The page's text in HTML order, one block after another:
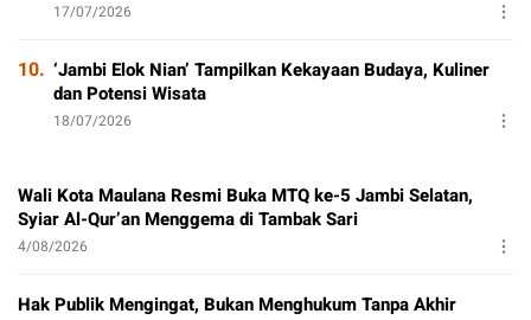
17/07/2026
10. ‘Jambi Elok Nian’ Tampilkan Kekayaan Budaya, Kuliner
dan Potensi Wisata
18/07/2026
Wali Kota Maulana Resmi Buka MTQ ke-5 Jambi Selatan,
Syiar Al-Qur’an Menggema di Tambak Sari
4/08/2026
Hak Publik Mengingat, Bukan Menghukum Tanpa Akhir